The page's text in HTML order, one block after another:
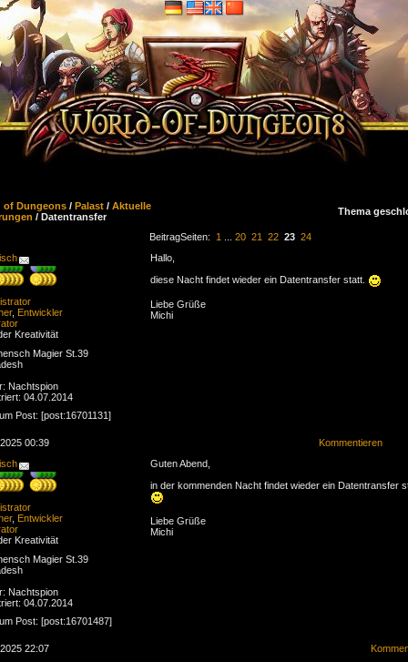
of Dungeons / Palast / Aktuelle
/ Datentransfer Thema
BeitragSeiten: 1 20 21 22 23 24
, Entwickler
Kreativität
Magier St.39
Nachtspion
04.07.2014
Post: [post:16701131]
Hallo,
diese Nacht findet wieder ein Datentransfer statt.
Liebe Grüße
Michi
00:39
Kommentieren
, Entwickler
Kreativität
Magier St.39
Nachtspion
04.07.2014
Post: [post:16701487]
Guten Abend,
in der kommenden Nacht findet wieder ein Datentransfer
Liebe Grüße
Michi
22:07